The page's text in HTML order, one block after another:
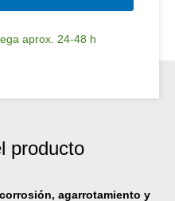
aprox. 24-48 h
producto
agarrotamiento y